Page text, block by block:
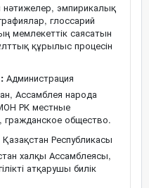
нәтижелер, эмпирикалық
глоссарий
мемлекеттік саясатын
құрылыс процесін
Администрация
Ассамблея народа
РК местные
гражданское общество.
Қазақстан Республикасы
халқы Ассамблеясы,
атқарушы билік